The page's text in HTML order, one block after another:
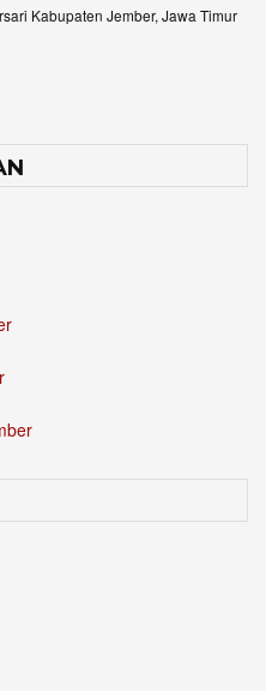
Kabupaten Jember, Jawa Timur